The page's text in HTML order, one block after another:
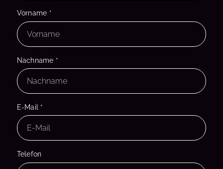
Vorname *
Nachname *
E-Mail *
Telefon